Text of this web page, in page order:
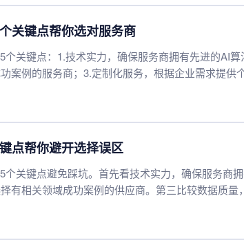
关键点帮你选对服务商
关键点：1.技术实力，确保服务商拥有先进的AI
案例的服务商；3.定制化服务，根据企业需求提供
的AI搜索优化服务商，提升搜索效果和用户体验。
点帮你避开选择误区
关键点避免踩坑。首先看技术实力，确保服务商
有相关领域成功案例的供应商。第三比较数据质量
匹配的供应商。综合这些因素才能找到真正适合自